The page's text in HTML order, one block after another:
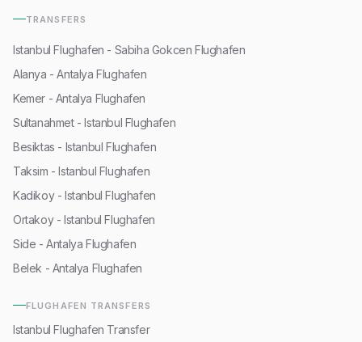
TRANSFERS
Istanbul Flughafen - Sabiha Gokcen Flughafen
Alanya - Antalya Flughafen
Kemer - Antalya Flughafen
Sultanahmet - Istanbul Flughafen
Besiktas - Istanbul Flughafen
Taksim - Istanbul Flughafen
Kadikoy - Istanbul Flughafen
Ortakoy - Istanbul Flughafen
Side - Antalya Flughafen
Belek - Antalya Flughafen
FLUGHAFEN TRANSFERS
Istanbul Flughafen Transfer